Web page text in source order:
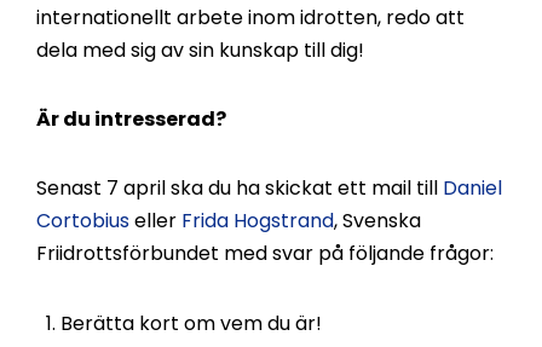
internationellt arbete inom idrotten, redo att
dela med sig av sin kunskap till dig!
Är du intresserad?
Senast 7 april ska du ha skickat ett mail till Daniel
Cortobiuseller Frida Hogstrand, Svenska
Friidrottsförbundet med svar på följande frågor:
Berätta kort om vem du är!